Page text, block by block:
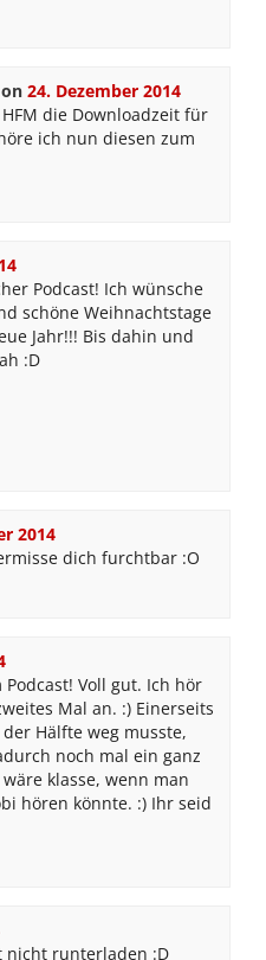
24. Dezember 2014
die Downloadzeit für
ich nun diesen zum
Podcast! Ich wünsche
schöne Weihnachtstage
Jahr!!! Bis dahin und
:D
2014
dich furchtbar :O
Voll gut. Ich hör
Mal an. :) Einerseits
Hälfte weg musste,
noch mal ein ganz
klasse, wenn man
hören könnte. :) Ihr seid
nicht runterladen :D